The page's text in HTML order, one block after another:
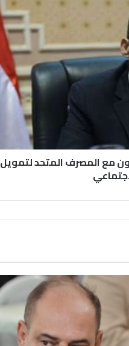
مع المصرف المتحد لتمويل